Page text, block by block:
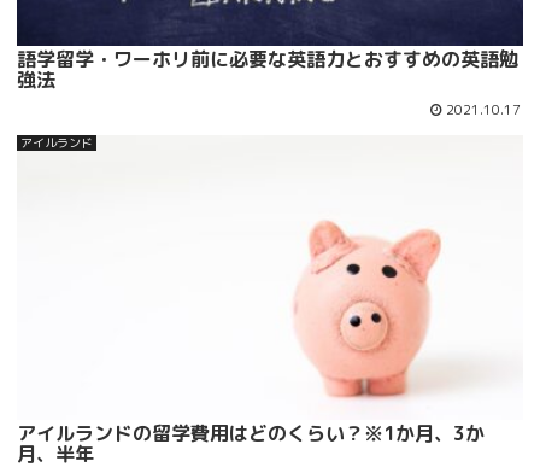
語学留学・ワーホリ前に必要な英語力とおすすめの英語勉
強法
2021.10.17
アイルランド
アイルランドの留学費用はどのくらい？※1か月、3か
月、半年